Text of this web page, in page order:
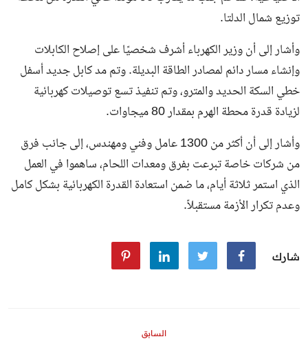
توزيع شمال الدلتا.
وأشار إلى أن وزير الكهرباء أشرف شخصيًا على إصلاح الكابلات
وإنشاء مسار دائم لمصادر الطاقة البديلة. وتم مد كابل جديد أسفل
خطي السكة الحديد والمترو، وتم تنفيذ تسع توصيلات كهربائية
لزيادة قدرة محطة الهرم بمقدار 80 ميجاوات.
وأشار إلى أن أكثر من 1300 عامل وفني ومهندس، إلى جانب فرق
من شركات خاصة تبرعت بفرق ومعدات اللحام، ساهموا في العمل
الذي استمر ثلاثة أيام، ما ضمن استعادة القدرة الكهربائية بشكل كامل
وعدم تكرار الأزمة مستقبلاً.
شارك
السابق